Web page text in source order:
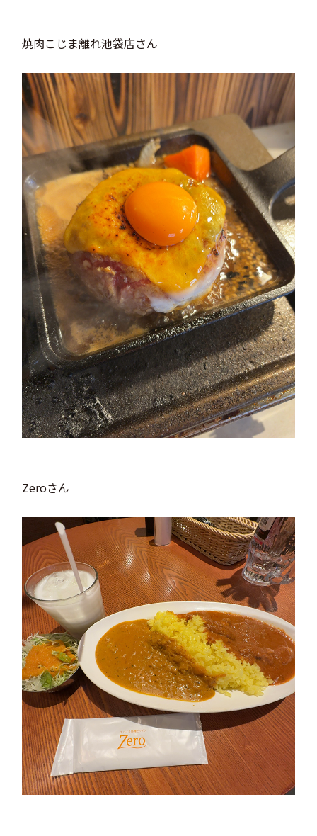
焼肉こじま離れ池袋店さん
Zeroさん